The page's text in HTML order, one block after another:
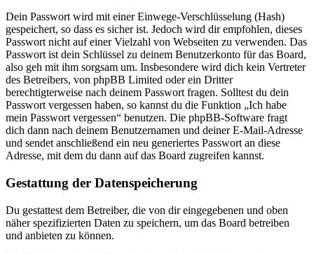
Dein Passwort wird mit einer Einwege-Verschlüsselung (Hash)
gespeichert, so dass es sicher ist. Jedoch wird dir empfohlen, dieses
Passwort nicht auf einer Vielzahl von Webseiten zu verwenden. Das
Passwort ist dein Schlüssel zu deinem Benutzerkonto für das Board,
also geh mit ihm sorgsam um. Insbesondere wird dich kein Vertreter
des Betreibers, von phpBB Limited oder ein Dritter
berechtigterweise nach deinem Passwort fragen. Solltest du dein
Passwort vergessen haben, so kannst du die Funktion „Ich habe
mein Passwort vergessen“ benutzen. Die phpBB-Software fragt
dich dann nach deinem Benutzernamen und deiner E-Mail-Adresse
und sendet anschließend ein neu generiertes Passwort an diese
Adresse, mit dem du dann auf das Board zugreifen kannst.
Gestattung der Datenspeicherung
Du gestattest dem Betreiber, die von dir eingegebenen und oben
näher spezifizierten Daten zu speichern, um das Board betreiben
und anbieten zu können.